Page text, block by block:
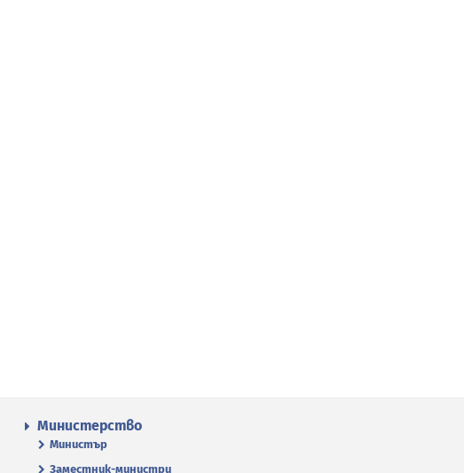
Министерство
Министър
Заместник-министри